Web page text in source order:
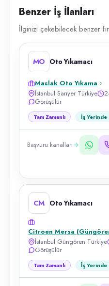
Benzer İş İlanları
İlginizi çekebilecek benzer
MO Oto Yıkamacı
Maslak Oto Yıkama
İstanbul Sarıyer Türkiye
Görüşülür
Tam Zamanlı İş Yerinde
Başvuru kanalları
CM Oto Yıkamacı
Citroen Mersa
İstanbul Güngören Türkiye
Görüşülür
Tam Zamanlı İş Yerinde